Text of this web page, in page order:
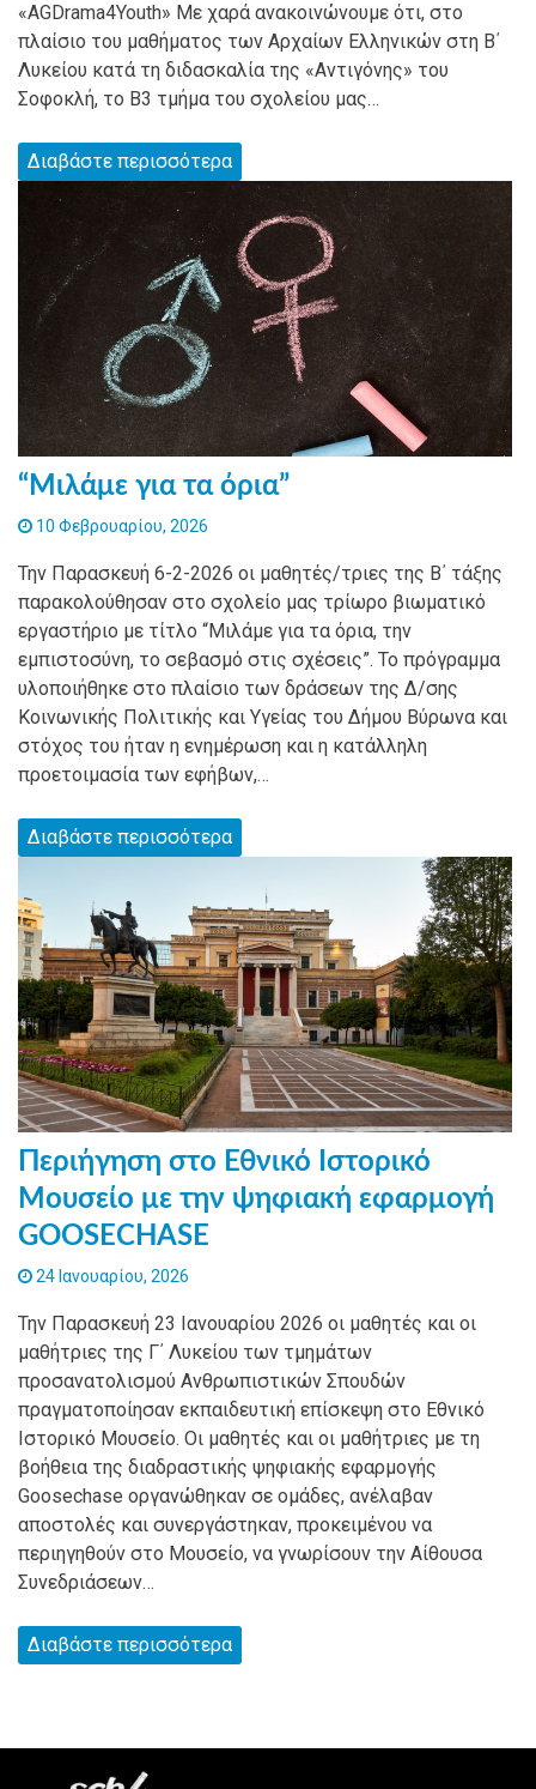
«AGDrama4Youth» Με χαρά ανακοινώνουμε ότι, στο
πλαίσιο του μαθήματος των Αρχαίων Ελληνικών στη Β΄
Λυκείου κατά τη διδασκαλία της «Αντιγόνης» του
Σοφοκλή, το Β3 τμήμα του σχολείου μας…
Διαβάστε περισσότερα
“Μιλάμε για τα όρια”
10 Φεβρουαρίου, 2026
Την Παρασκευή 6-2-2026 οι μαθητές/τριες της Β΄ τάξης
παρακολούθησαν στο σχολείο μας τρίωρο βιωματικό
εργαστήριο με τίτλο “Μιλάμε για τα όρια, την
εμπιστοσύνη, το σεβασμό στις σχέσεις”. Το πρόγραμμα
υλοποιήθηκε στο πλαίσιο των δράσεων της Δ/σης
Κοινωνικής Πολιτικής και Υγείας του Δήμου Βύρωνα και
στόχος του ήταν η ενημέρωση και η κατάλληλη
προετοιμασία των εφήβων,…
Διαβάστε περισσότερα
Περιήγηση στο Εθνικό Ιστορικό
Μουσείο με την ψηφιακή εφαρμογή
GOOSECHASE
24 Ιανουαρίου, 2026
Την Παρασκευή 23 Ιανουαρίου 2026 οι μαθητές και οι
μαθήτριες της Γ΄ Λυκείου των τμημάτων
προσανατολισμού Ανθρωπιστικών Σπουδών
πραγματοποίησαν εκπαιδευτική επίσκεψη στο Εθνικό
Ιστορικό Μουσείο. Οι μαθητές και οι μαθήτριες με τη
βοήθεια της διαδραστικής ψηφιακής εφαρμογής
Goosechase οργανώθηκαν σε ομάδες, ανέλαβαν
αποστολές και συνεργάστηκαν, προκειμένου να
περιηγηθούν στο Μουσείο, να γνωρίσουν την Αίθουσα
Συνεδριάσεων…
Διαβάστε περισσότερα